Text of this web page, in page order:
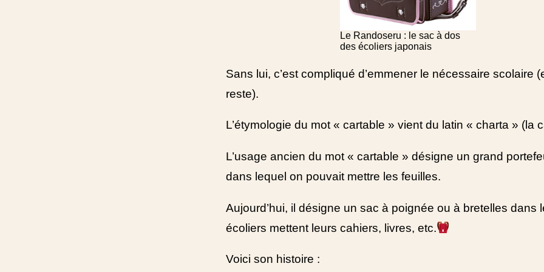
Le Randoseru : le sac à dos
des écoliers japonais
Sans lui, c’est compliqué d’emmener le nécessaire scolaire
reste).
L’étymologie du mot « cartable » vient du latin « charta » (la
L’usage ancien du mot « cartable » désigne un grand
dans lequel on pouvait mettre les feuilles.
Aujourd’hui, il désigne un sac à poignée ou à bretelles dans
écoliers mettent leurs cahiers, livres, etc.
Voici son histoire :